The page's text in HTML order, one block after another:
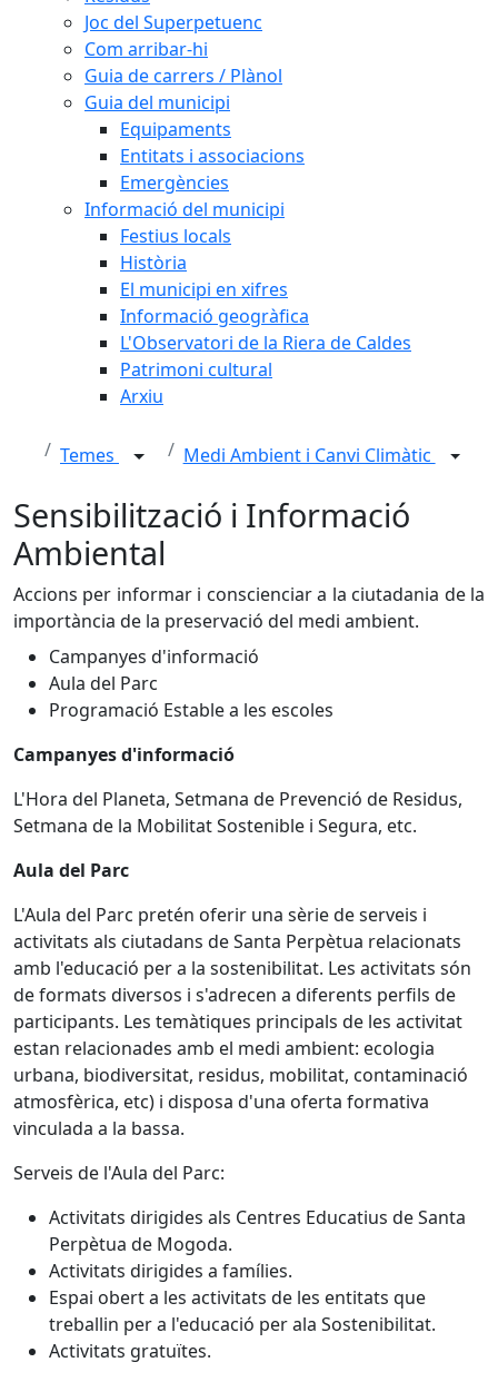
Joc del Superpetuenc
Com arribar-hi
Guia de carrers / Plànol
Guia del municipi
Equipaments
Entitats i associacions
Emergències
Informació del municipi
Festius locals
Història
El municipi en xifres
Informació geogràfica
L'Observatori de la Riera de Caldes
Patrimoni cultural
Arxiu
Temes Medi Ambient i Canvi Climàtic
Sensibilització i Informació
Ambiental
Accions per informar i conscienciar a la ciutadania de la
importància de la preservació del medi ambient.
Campanyes d'informació
Aula del Parc
Programació Estable a les escoles
Campanyes d'informació
L'Hora del Planeta, Setmana de Prevenció de Residus,
Setmana de la Mobilitat Sostenible i Segura, etc.
Aula del Parc
L'Aula del Parc pretén oferir una sèrie de serveis i
activitats als ciutadans de Santa Perpètua relacionats
amb l'educació per a la sostenibilitat. Les activitats són
de formats diversos i s'adrecen a diferents perfils de
participants. Les temàtiques principals de les activitat
estan relacionades amb el medi ambient: ecologia
urbana, biodiversitat, residus, mobilitat, contaminació
atmosfèrica, etc) i disposa d'una oferta formativa
vinculada a la bassa.
Serveis de l'Aula del Parc:
Activitats dirigides als Centres Educatius de Santa
Perpètua de Mogoda.
Activitats dirigides a famílies.
Espai obert a les activitats de les entitats que
treballin per a l'educació per ala Sostenibilitat.
Activitats gratuïtes.